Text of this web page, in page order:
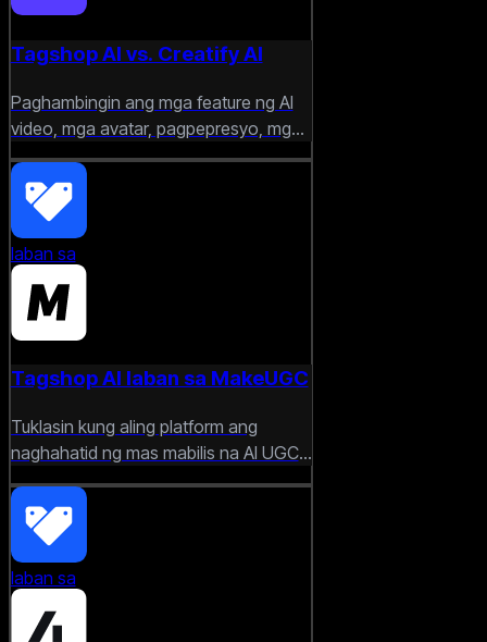
Tagshop AI vs. Creatify AI
Paghambingin ang mga feature ng AI
video, mga avatar, pagpepresyo, mga
daloy ng trabaho, at mga kakayahang
malikhain para sa mga modernong
marketer.
laban sa
Tagshop AI laban sa MakeUGC
Tuklasin kung aling platform ang
naghahatid ng mas mabilis na AI UGC
na mga video, mas mahusay na pag-
customize, at mas mataas na kalidad
na mga ad creative.
laban sa